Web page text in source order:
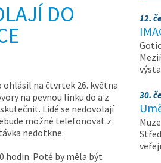
DO
na čtvrtek 26. května
na pevnou linku do a z
Lidé se nedovolají
možné telefonovat z
nedotkne.
hodin. Poté by měla být
12.
30.